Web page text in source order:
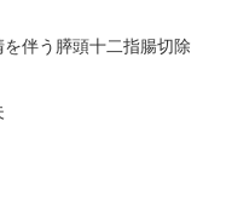
伴う膵頭十二指腸切除